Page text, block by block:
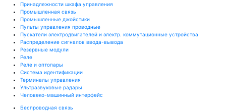
Принадлежности шкафа управления
Промышленная связь
Промышленные джойстики
Пульты управления проводные
Пускатели электродвигателей и электр. коммутационные устройства
Распределение сигналов ввода-вывода
Резервные модули
Реле
Реле и оптопары
Система идентификации
Терминалы управления
Ультразвуковые радары
Человеко-машинный интерфейс
Беспроводная связь